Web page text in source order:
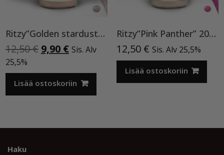
Ritzy”Golden stardust”geelilakka,173 TPO vapaa
12,50€ Alkuperäinen
oli:
12,50 €.
9,90 €Nykyinen
on:
9,90 €.
Sis. Alv
25,5%
Lisää ostoskoriin
Ritzy”Pink Panther” 200, Cat Eye
12,50 € Sis. Alv 25,5%
Lisää ostoskoriin
Haku